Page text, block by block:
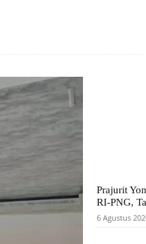
Prajurit
RI-PNG,
6 Agustus